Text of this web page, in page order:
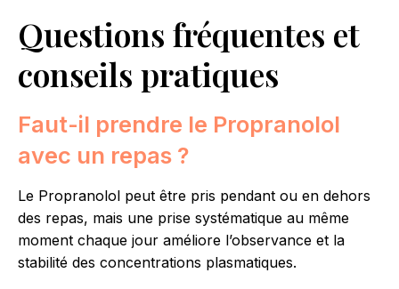
Questions fréquentes et
conseils pratiques
Faut-il prendre le Propranolol
avec un repas ?
Le Propranolol peut être pris pendant ou en dehors
des repas, mais une prise systématique au même
moment chaque jour améliore l’observance et la
stabilité des concentrations plasmatiques.